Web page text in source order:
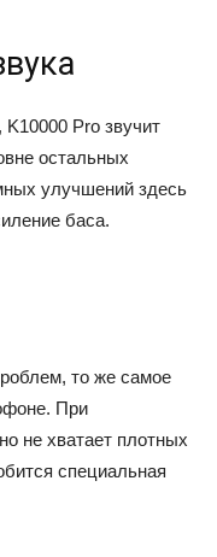
Pro звучит
остальных
улучшений здесь
баса.
то же самое
При
не хватает плотных
специальная